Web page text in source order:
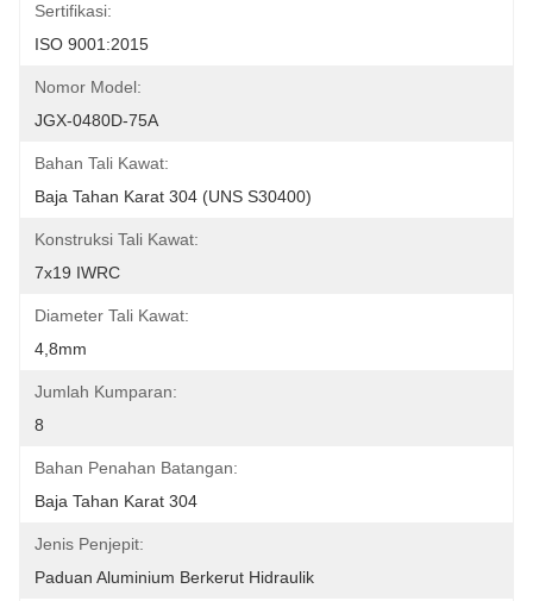
Sertifikasi:
ISO 9001:2015
Nomor Model:
JGX-0480D-75A
Bahan Tali Kawat:
Baja Tahan Karat 304 (UNS S30400)
Konstruksi Tali Kawat:
7x19 IWRC
Diameter Tali Kawat:
4,8mm
Jumlah Kumparan:
8
Bahan Penahan Batangan:
Baja Tahan Karat 304
Jenis Penjepit:
Paduan Aluminium Berkerut Hidraulik